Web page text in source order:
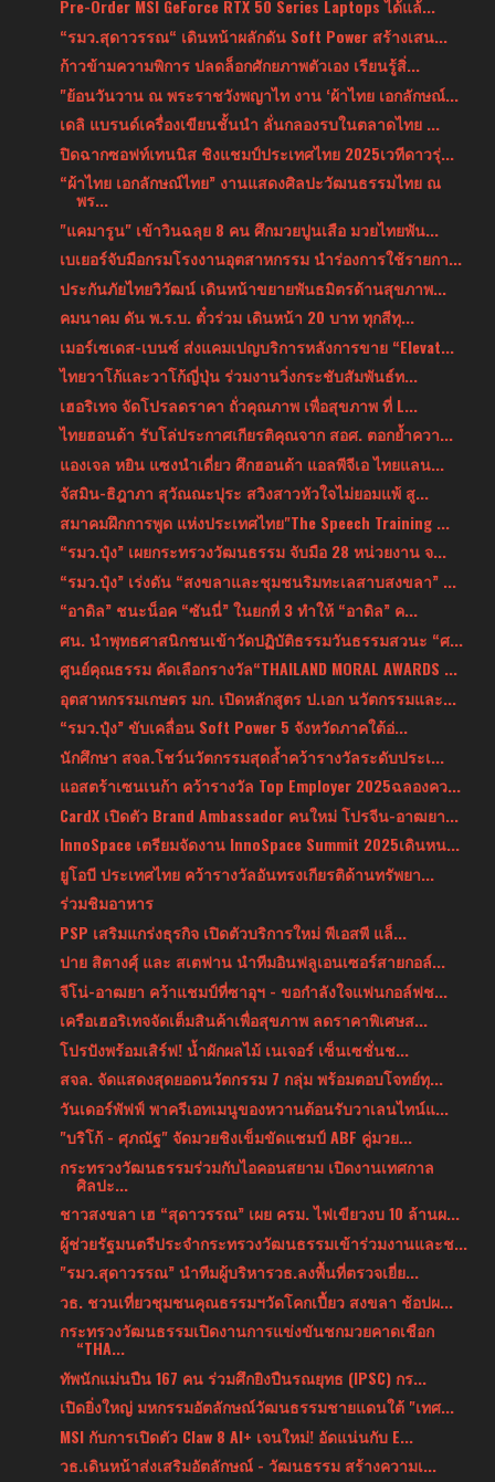
Pre-Order MSI GeForce RTX 50 Series Laptops ได้แล้...
“รมว.สุดาวรรณ“ เดินหน้าผลักดัน Soft Power สร้างเสน...
ก้าวข้ามความพิการ ปลดล็อกศักยภาพตัวเอง เรียนรู้สิ่...
"ย้อนวันวาน ณ พระราชวังพญาไท งาน ‘ผ้าไทย เอกลักษณ์...
เดลิ แบรนด์เครื่องเขียนชั้นนำ ลั่นกลองรบในตลาดไทย ...
ปิดฉากซอฟท์เทนนิส ชิงแชมป์ประเทศไทย 2025เวทีดาวรุ่...
“ผ้าไทย เอกลักษณ์ไทย” งานแสดงศิลปะวัฒนธรรมไทย ณ
พร...
"แคมารูน" เข้าวินฉลุย 8 คน ศึกมวยปูนเสือ มวยไทยพัน...
เบเยอร์จับมือกรมโรงงานอุตสาหกรรม นำร่องการใช้รายกา...
ประกันภัยไทยวิวัฒน์ เดินหน้าขยายพันธมิตรด้านสุขภาพ...
คมนาคม ดัน พ.ร.บ. ตั๋วร่วม เดินหน้า 20 บาท ทุกสีทุ...
เมอร์เซเดส-เบนซ์ ส่งแคมเปญบริการหลังการขาย “Elevat...
ไทยวาโก้และวาโก้ญี่ปุ่น ร่วมงานวิ่งกระชับสัมพันธ์ท...
เฮอริเทจ จัดโปรลดราคา ถั่วคุณภาพ เพื่อสุขภาพ ที่ L...
ไทยฮอนด้า รับโล่ประกาศเกียรติคุณจาก สอศ. ตอกย้ำควา...
แองเจล หยิน แซงนำเดี่ยว ศึกฮอนด้า แอลพีจีเอ ไทยแลน...
จัสมิน-ธิฎาภา สุวัณณะปุระ สวิงสาวหัวใจไม่ยอมแพ้ สู...
สมาคมฝึกการพูด แห่งประเทศไทย"The Speech Training ...
“รมว.ปุ๋ง” เผยกระทรวงวัฒนธรรม จับมือ 28 หน่วยงาน จ...
“รมว.ปุ๋ง” เร่งดัน “สงขลาและชุมชนริมทะเลสาบสงขลา” ...
“อาดิล” ชนะน็อค “ซันนี่” ในยกที่ 3 ทำให้ “อาดิล” ค...
ศน. นำพุทธศาสนิกชนเข้าวัดปฏิบัติธรรมวันธรรมสวนะ “ศ...
ศูนย์คุณธรรม คัดเลือกรางวัล“THAILAND MORAL AWARDS ...
อุตสาหกรรมเกษตร มก. เปิดหลักสูตร ป.เอก นวัตกรรมและ...
“รมว.ปุ๋ง” ขับเคลื่อน Soft Power 5 จังหวัดภาคใต้อ่...
นักศึกษา สจล.โชว์นวัตกรรมสุดล้ำคว้ารางวัลระดับประเ...
แอสตร้าเซนเนก้า คว้ารางวัล Top Employer 2025ฉลองคว...
CardX เปิดตัว Brand Ambassador คนใหม่ โปรจีน-อาฒยา...
InnoSpace เตรียมจัดงาน InnoSpace Summit 2025เดินหน...
ยูโอบี ประเทศไทย คว้ารางวัลอันทรงเกียรติด้านทรัพยา...
ร่วมชิมอาหาร
PSP เสริมแกร่งธุรกิจ เปิดตัวบริการใหม่ พีเอสพี แล็...
ปาย สิตางศุ์ และ สเตฟาน นำทีมอินฟลูเอนเซอร์สายกอล์...
จีโน่-อาฒยา คว้าแชมป์ที่ซาอุฯ - ขอกำลังใจแฟนกอล์ฟช...
เครือเฮอริเทจจัดเต็มสินค้าเพื่อสุขภาพ ลดราคาพิเศษส...
โปรปังพร้อมเสิร์ฟ! น้ำผักผลไม้ เนเจอร์ เซ็นเซชั่นช...
สจล. จัดแสดงสุดยอดนวัตกรรม 7 กลุ่ม พร้อมตอบโจทย์ทุ...
วันเดอร์พัฟฟ์ พาครีเอทเมนูของหวานต้อนรับวาเลนไทน์แ...
"บริโก้ - ศุภณัฐ" จัดมวยชิงเข็มขัดแชมป์ ABF คู่มวย...
กระทรวงวัฒนธรรมร่วมกับไอคอนสยาม เปิดงานเทศกาล
ศิลปะ...
ชาวสงขลา เฮ “สุดาวรรณ” เผย ครม. ไฟเขียวงบ 10 ล้านผ...
ผู้ช่วยรัฐมนตรีประจำกระทรวงวัฒนธรรมเข้าร่วมงานและช...
"รมว.สุดาวรรณ” นำทีมผู้บริหารวธ.ลงพื้นที่ตรวจเยี่ย...
วธ. ชวนเที่ยวชุมชนคุณธรรมฯวัดโคกเปี้ยว สงขลา ช้อปผ...
กระทรวงวัฒนธรรมเปิดงานการแข่งขันชกมวยคาดเชือก
“THA...
ทัพนักแม่นปืน 167 คน ร่วมศึกยิงปืนรณยุทธ (IPSC) กร...
เปิดยิ่งใหญ่ มหกรรมอัตลักษณ์วัฒนธรรมชายแดนใต้ "เทศ...
MSI กับการเปิดตัว Claw 8 AI+ เจนใหม่! อัดแน่นกับ E...
วธ.เดินหน้าส่งเสริมอัตลักษณ์ - วัฒนธรรม สร้างความเ...